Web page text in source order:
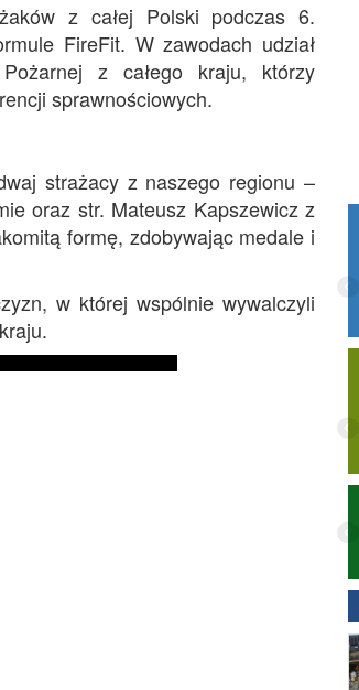
z całej Polski podczas 6.
FireFit. W zawodach udział
z całego kraju, którzy
sprawnościowych.
strażacy z naszego regionu –
oraz str. Mateusz Kapszewicz z
formę, zdobywając medale i
w której wspólnie wywalczyli
Czym jest exit interview?